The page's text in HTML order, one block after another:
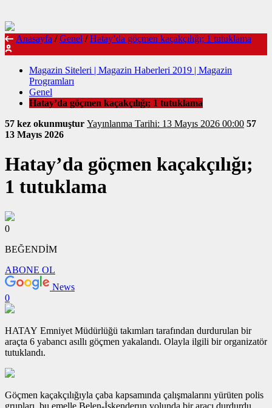
Anasayfa / Genel / Hatay’da göçmen kaçakçılığı; 1 tutuklama
Magazin Siteleri | Magazin Haberleri 2019 | Magazin
Programları
Genel
Hatay’da göçmen kaçakçılığı; 1 tutuklama
57 kez okunmuştur
Yayınlanma Tarihi: 13 Mayıs 2026 00:00 57
13 Mayıs 2026
Hatay’da göçmen kaçakçılığı;
1 tutuklama
0
BEĞENDİM
ABONE OL
News
0
HATAY Emniyet Müdürlüğü takımları tarafından durdurulan bir
araçta 6 yabancı asıllı göçmen yakalandı. Olayla ilgili bir organizatör
tutuklandı.
Göçmen kaçakçılığıyla çaba kapsamında çalışmalarını yürüten polis
grupları, bu emelle Belen-İskenderun yolunda bir aracı durdurdu.